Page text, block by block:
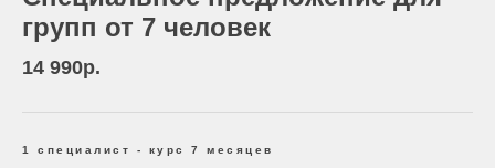
групп от 7 человек
14 990р.
1 специалист - курс 7 месяцев